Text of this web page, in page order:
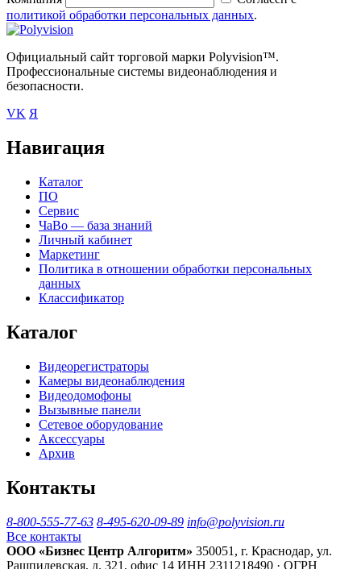
политикой обработки персональных данных.
Официальный сайт торговой марки Polyvision™.
Профессиональные системы видеонаблюдения и
безопасности.
VK Я
Навигация
Каталог
ПО
Сервис
ЧаВо — база знаний
Личный кабинет
Маркетинг
Политика в отношении обработки персональных
данных
Классификатор
Каталог
Видеорегистраторы
Камеры видеонаблюдения
Видеодомофоны
Вызывные панели
Сетевое оборудование
Аксессуары
Архив
Контакты
8-800-555-77-63 8-495-620-09-89 info@polyvision.ru
Все контакты
ООО «Бизнес Центр Алгоритм» 350051, г. Краснодар, ул.
Рашпилевская, д. 321, офис 14 ИНН 2311218490 · ОГРН